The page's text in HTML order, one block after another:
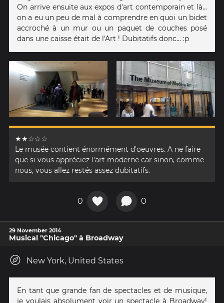
On arrive ensuite aux expos d'art contemporain et là...
on a eu un peu de mal à comprendre en quoi un bidet
accroché à un mur ou un paquet de couches posé
dans une caisse était de l'Art ! Dubitatifs donc... :p
★★☆☆☆
Le musée contient énormément d'oeuvres. A ne faire
que si vous appréciez l'art moderne car sinon, comme
nous, vous allez restés assez dubitatifs.
0 0
29 November 2014
Musical "Chicago" à Broadway
New York, United States
En tant que grande fan de spectacles et de musique,
je voulais absolument voir un spectacle à Broadway!